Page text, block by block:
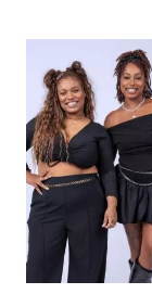
DO
BBB
25?
UOL
2º